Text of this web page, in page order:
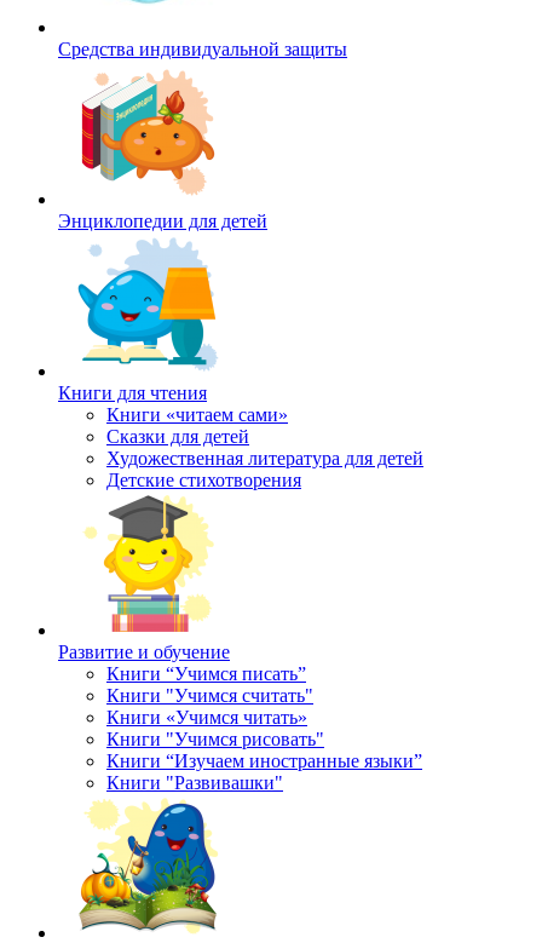
Средства индивидуальной защиты
Энциклопедии для детей
Книги для чтения
Книги «читаем сами»
Сказки для детей
Художественная литература для детей
Детские стихотворения
Развитие и обучение
Книги “Учимся писать”
Книги "Учимся считать"
Книги «Учимся читать»
Книги "Учимся рисовать"
Книги “Изучаем иностранные языки”
Книги "Развивашки"